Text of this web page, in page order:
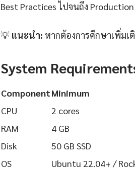
Best Practices ไปจนถึง
💡 แนะนำ: หากต้องการศึกษาเพิ่มเ
System
ComponentMinimum
CPU
2 cores
RAM
4 GB
Disk
50 GB SSD
OS
Ubuntu 22.04+ /